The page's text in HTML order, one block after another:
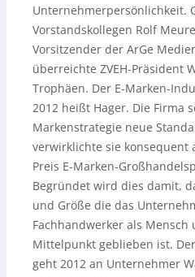
Unternehmerpersönlichkeit.
Vorstandskollegen Rolf
Vorsitzender der ArGe
überreichte ZVEH-Präsident
Trophäen. Der E-Marken-
2012 heißt Hager. Die Firma
Markenstrategie neue
verwirklichte sie konsequent
Preis E-Marken-
Begründet wird dies damit,
und Größe die das
Fachhandwerker als Mensch
Mittelpunkt geblieben ist.
geht 2012 an Unternehmer